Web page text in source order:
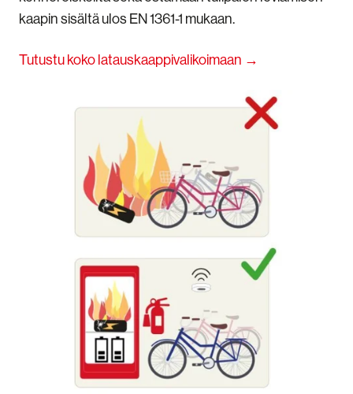
kaapin sisältä ulos EN 1361-1 mukaan.
Tutustu koko latauskaappivalikoimaan →